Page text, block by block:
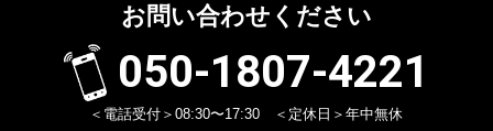
お問い合わせください
050-1807-4221
＜電話受付＞08:30〜17:30 ＜定休日＞年中無休